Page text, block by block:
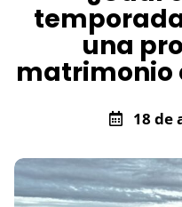
una
matrimonio
18 de